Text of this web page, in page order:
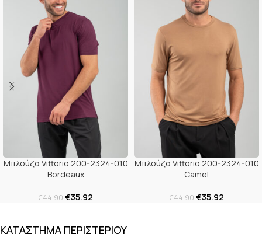
Μπλούζα Vittorio 200-2324-010
Bordeaux
€44.90€35.92
Μπλούζα Vittorio 200-2324-010
Camel
€44.90€35.92
ΚΑΤΑΣΤΗΜΑ ΠΕΡΙΣΤΕΡΙΟΥ